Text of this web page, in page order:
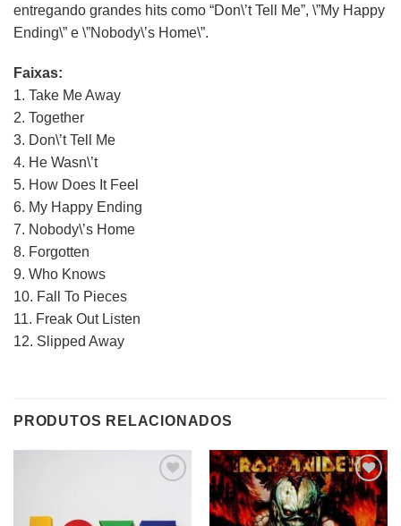
entregando grandes hits como “Don\’t Tell Me”, \”My Happy
Ending\” e \”Nobody\’s Home\”.
Faixas:
1. Take Me Away
2. Together
3. Don\’t Tell Me
4. He Wasn\’t
5. How Does It Feel
6. My Happy Ending
7. Nobody\’s Home
8. Forgotten
9. Who Knows
10. Fall To Pieces
11. Freak Out Listen
12. Slipped Away
PRODUTOS RELACIONADOS
desejos
Adicionar
a lista de
desejos